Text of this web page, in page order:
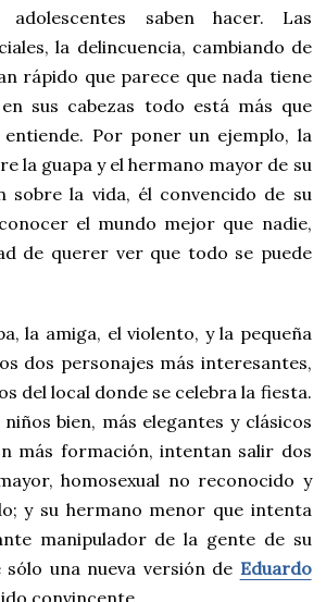
saben hacer. Las
la delincuencia, cambiando de
rápido que parece que nada tiene
sus cabezas todo está más que
Por poner un ejemplo, la
la guapa y el hermano mayor de su
sobre la vida, él convencido de su
el mundo mejor que nadie,
de querer ver que todo se puede
la amiga, el violento, y la pequeña
dos personajes más interesantes,
del local donde se celebra la fiesta.
bien, más elegantes y clásicos
más formación, intentan salir dos
homosexual no reconocido y
y su hermano menor que intenta
manipulador de la gente de su
una nueva versión de Eduardo
convincente.